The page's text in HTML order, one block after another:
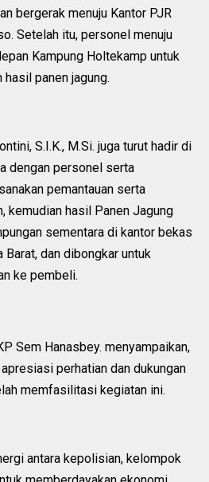
bergerak menuju Kantor PJR
Setelah itu, personel menuju
Kampung Holtekamp untuk
panen jagung.
S.I.K., M.Si. juga turut hadir di
dengan personel serta
pemantauan serta
kemudian hasil Panen Jagung
sementara di kantor bekas
Barat, dan dibongkar untuk
ke pembeli.
Sem Hanasbey. menyampaikan,
perhatian dan dukungan
memfasilitasi kegiatan ini.
antara kepolisian, kelompok